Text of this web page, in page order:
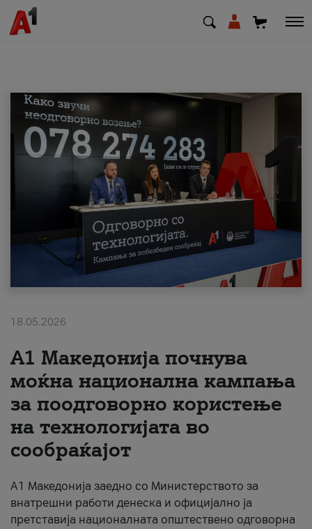
МК EN SQ
Деловни
Поддршка
Надополни кредит
#ПодобарОнлајн
18.05.2026
A1 Македонија почнува
моќна национална кампања
за поодговорно користење
на технологијата во
сообраќајот
A1 Македонија заедно со Министерството за
внатрешни работи денеска и официјално ја
претставија националната општествено одговорна